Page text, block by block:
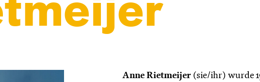
Anne Rietmeijer(sie/ihr) wurde